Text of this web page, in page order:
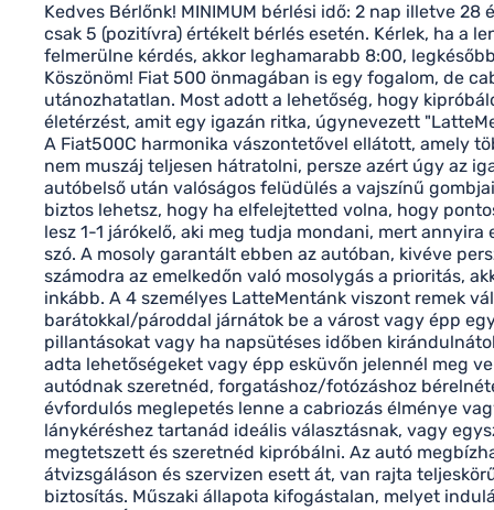
Kedves Bérlőnk! MINIMUM bérlési idő: 2 nap illetve 28
csak 5 (pozitívra) értékelt bérlés esetén. Kérlek, ha a
felmerülne kérdés, akkor leghamarabb 8:00,
Köszönöm! Fiat 500 önmagában is egy fogalom, de
utánozhatatlan. Most adott a lehetőség, hogy
életérzést, amit egy igazán ritka, úgynevezett
A Fiat500C harmonika vászontetővel ellátott, amely
nem muszáj teljesen hátratolni, persze azért úgy az
autóbelső után valóságos felüdülés a vajszínű
biztos lehetsz, hogy ha elfelejtetted volna, hogy
lesz 1-1 járókelő, aki meg tudja mondani, mert
szó. A mosoly garantált ebben az autóban, kivéve
számodra az emelkedőn való mosolygás a prioritás,
inkább. A 4 személyes LatteMentánk viszont remek
barátokkal/pároddal járnátok be a várost vagy épp
pillantásokat vagy ha napsütéses időben
adta lehetőségeket vagy épp esküvőn jelennél meg
autódnak szeretnéd, forgatáshoz/fotózáshoz
évfordulós meglepetés lenne a cabriozás élménye
lánykéréshez tartanád ideális választásnak, vagy
megtetszett és szeretnéd kipróbálni. Az autó
átvizsgáláson és szervizen esett át, van rajta
biztosítás. Műszaki állapota kifogástalan, melyet